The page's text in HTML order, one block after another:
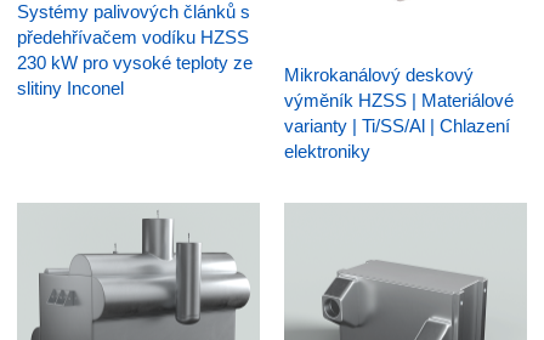
Systémy palivových článků s
předehřívačem vodíku HZSS
230 kW pro vysoké teploty ze
slitiny Inconel
Mikrokanálový deskový
výměník HZSS | Materiálové
varianty | Ti/SS/Al | Chlazení
elektroniky